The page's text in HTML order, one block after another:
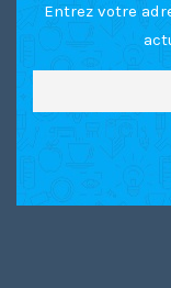
Entrez votre